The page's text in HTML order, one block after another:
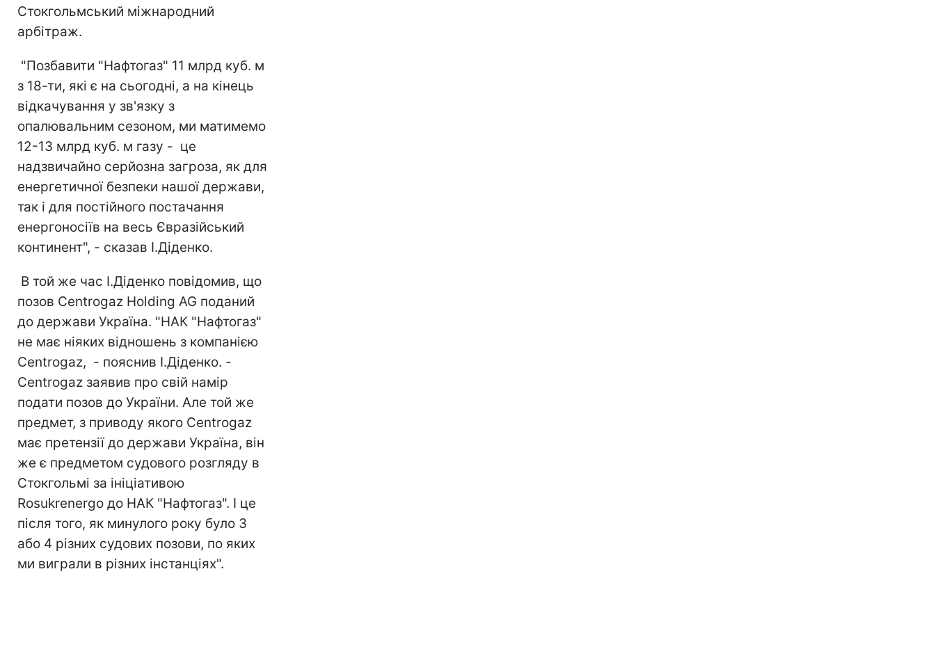
Стокгольмський міжнародний
арбітраж.
"Позбавити "Нафтогаз" 11 млрд куб. м
з 18-ти, які є на сьогодні, а на кінець
відкачування у зв'язку з
опалювальним сезоном, ми матимемо
12-13 млрд куб. м газу - це
надзвичайно серйозна загроза, як для
енергетичної безпеки нашої держави,
так і для постійного постачання
енергоносіїв на весь Євразійський
континент", - сказав І.Діденко.
В той же час І.Діденко повідомив, що
позов Centrogaz Holding AG поданий
до держави Україна. "НАК "Нафтогаз"
не має ніяких відношень з компанією
Сеntrogaz, - пояснив І.Діденко. -
Centrogaz заявив про свій намір
подати позов до України. Але той же
предмет, з приводу якого Сеntrogaz
має претензії до держави Україна, він
же є предметом судового розгляду в
Стокгольмі за ініціативою
Rosukrenergo до НАК "Нафтогаз". І це
після того, як минулого року було 3
або 4 різних судових позови, по яких
ми виграли в різних інстанціях".